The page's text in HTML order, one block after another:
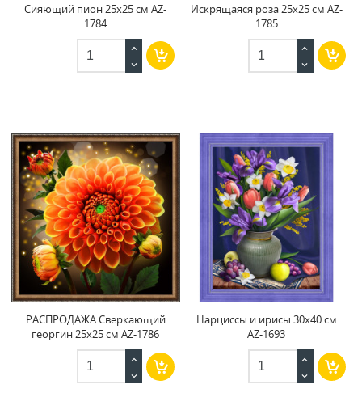
Сияющий пион 25x25 см AZ-
1784
Искрящаяся роза 25x25 см AZ-
1785
РАСПРОДАЖА Сверкающий
георгин 25x25 см AZ-1786
Нарциссы и ирисы 30x40 см
AZ-1693